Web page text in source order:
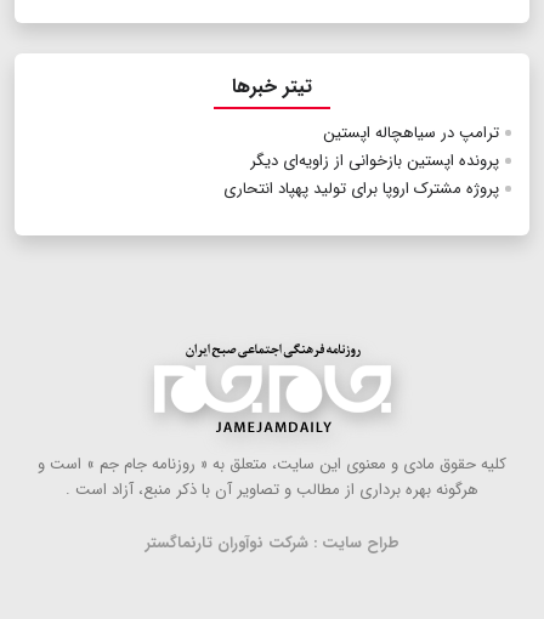
تیتر خبرها
ترامپ در سیاهچاله اپستین
پرونده اپستین بازخوانی از زاویه‌ای دیگر
پروژه مشترک اروپا برای تولید پهپاد انتحاری
كلیه حقوق مادی و معنوی این سایت، متعلق به « روزنامه جام جم » است و
هرگونه بهره ‌برداری از مطالب و تصاویر آن با ذكر منبع، آزاد است .
طراح سایت : شرکت نوآوران تارنماگستر